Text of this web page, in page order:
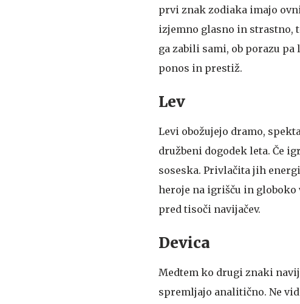
prvi znak zodiaka imajo
izjemno glasno in strastno,
ga zabili sami, ob porazu
ponos in prestiž.
Lev
Levi obožujejo dramo,
družbeni dogodek leta. Če
soseska. Privlačita jih
heroje na igrišču in
pred tisoči navijačev.
Devica
Medtem ko drugi znaki
spremljajo analitično. Ne